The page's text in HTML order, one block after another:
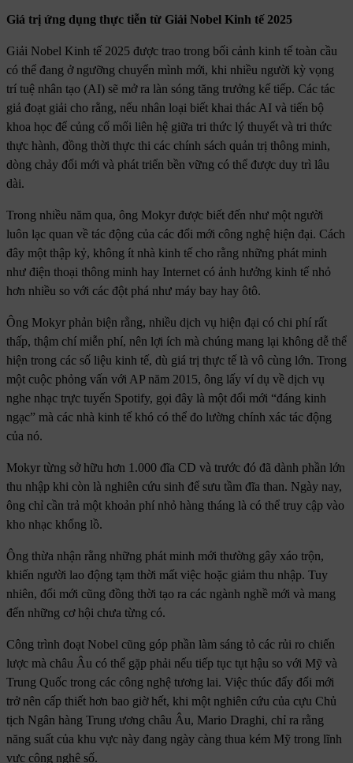
Giá trị ứng dụng thực tiễn từ Giải Nobel Kinh tế 2025
Giải Nobel Kinh tế 2025 được trao trong bối cảnh kinh tế toàn cầu
có thể đang ở ngưỡng chuyển mình mới, khi nhiều người kỳ vọng
trí tuệ nhân tạo (AI) sẽ mở ra làn sóng tăng trưởng kế tiếp. Các tác
giả đoạt giải cho rằng, nếu nhân loại biết khai thác AI và tiến bộ
khoa học để củng cố mối liên hệ giữa tri thức lý thuyết và tri thức
thực hành, đồng thời thực thi các chính sách quản trị thông minh,
dòng chảy đổi mới và phát triển bền vững có thể được duy trì lâu
dài.
Trong nhiều năm qua, ông Mokyr được biết đến như một người
luôn lạc quan về tác động của các đổi mới công nghệ hiện đại. Cách
đây một thập kỷ, không ít nhà kinh tế cho rằng những phát minh
như điện thoại thông minh hay Internet có ảnh hưởng kinh tế nhỏ
hơn nhiều so với các đột phá như máy bay hay ôtô.
Ông Mokyr phản biện rằng, nhiều dịch vụ hiện đại có chi phí rất
thấp, thậm chí miễn phí, nên lợi ích mà chúng mang lại không dễ thể
hiện trong các số liệu kinh tế, dù giá trị thực tế là vô cùng lớn. Trong
một cuộc phỏng vấn với AP năm 2015, ông lấy ví dụ về dịch vụ
nghe nhạc trực tuyến Spotify, gọi đây là một đổi mới “đáng kinh
ngạc” mà các nhà kinh tế khó có thể đo lường chính xác tác động
của nó.
Mokyr từng sở hữu hơn 1.000 đĩa CD và trước đó đã dành phần lớn
thu nhập khi còn là nghiên cứu sinh để sưu tầm đĩa than. Ngày nay,
ông chỉ cần trả một khoản phí nhỏ hàng tháng là có thể truy cập vào
kho nhạc khổng lồ.
Ông thừa nhận rằng những phát minh mới thường gây xáo trộn,
khiến người lao động tạm thời mất việc hoặc giảm thu nhập. Tuy
nhiên, đổi mới cũng đồng thời tạo ra các ngành nghề mới và mang
đến những cơ hội chưa từng có.
Công trình đoạt Nobel cũng góp phần làm sáng tỏ các rủi ro chiến
lược mà châu Âu có thể gặp phải nếu tiếp tục tụt hậu so với Mỹ và
Trung Quốc trong các công nghệ tương lai. Việc thúc đẩy đổi mới
trở nên cấp thiết hơn bao giờ hết, khi một nghiên cứu của cựu Chủ
tịch Ngân hàng Trung ương châu Âu, Mario Draghi, chỉ ra rằng
năng suất của khu vực này đang ngày càng thua kém Mỹ trong lĩnh
vực công nghệ số.